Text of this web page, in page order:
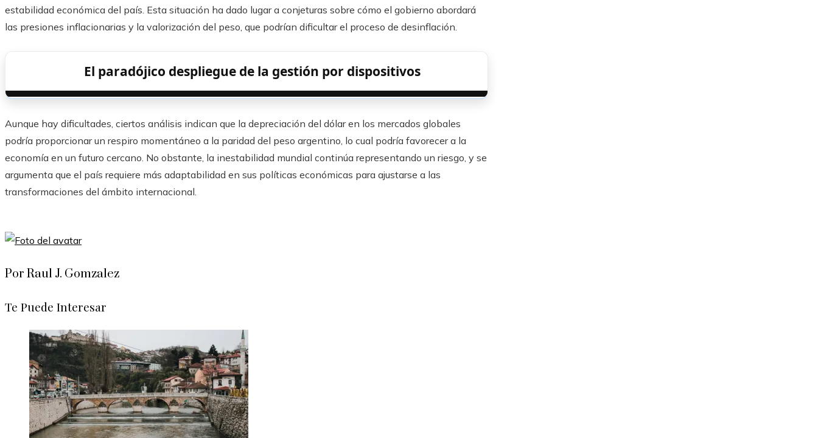
estabilidad económica del país. Esta situación ha dado lugar a conjeturas sobre cómo el gobierno abordará
las presiones inflacionarias y la valorización del peso, que podrían dificultar el proceso de desinflación.
El paradójico despliegue de la gestión por dispositivos
Aunque hay dificultades, ciertos análisis indican que la depreciación del dólar en los mercados globales
podría proporcionar un respiro momentáneo a la paridad del peso argentino, lo cual podría favorecer a la
economía en un futuro cercano. No obstante, la inestabilidad mundial continúa representando un riesgo, y se
argumenta que el país requiere más adaptabilidad en sus políticas económicas para ajustarse a las
transformaciones del ámbito internacional.
Por Raul J. Gomzalez
Te Puede Interesar